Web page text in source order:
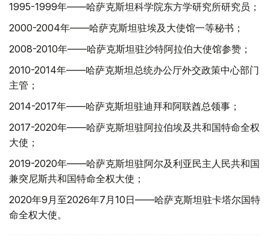
1995-1999年——哈萨克斯坦科学院东方学研究所研究员；
2000-2004年——哈萨克斯坦驻埃及大使馆一等秘书；
2008-2010年——哈萨克斯坦驻沙特阿拉伯大使馆参赞；
2010-2014年——哈萨克斯坦总统办公厅外交政策中心部门
主管；
2014-2017年——哈萨克斯坦驻迪拜和阿联酋总领事；
2017-2020年——哈萨克斯坦驻阿拉伯埃及共和国特命全权
大使；
2019-2020年——哈萨克斯坦驻阿尔及利亚民主人民共和国
兼突尼斯共和国特命全权大使；
2020年9月至2026年7月10日——哈萨克斯坦驻卡塔尔国特
命全权大使。